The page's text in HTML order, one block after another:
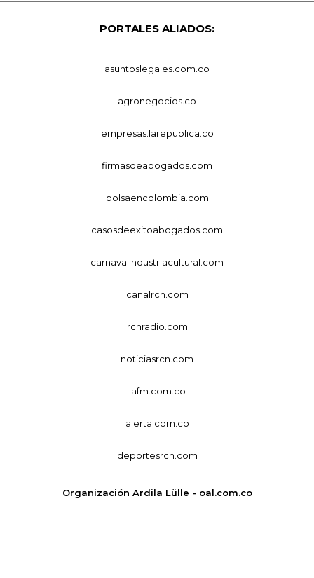
PORTALES ALIADOS:
asuntoslegales.com.co
agronegocios.co
empresas.larepublica.co
firmasdeabogados.com
bolsaencolombia.com
casosdeexitoabogados.com
carnavalindustriacultural.com
canalrcn.com
rcnradio.com
noticiasrcn.com
lafm.com.co
alerta.com.co
deportesrcn.com
Organización Ardila Lülle - oal.com.co